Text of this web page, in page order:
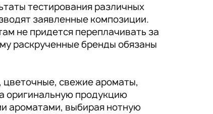
тестирования различных
заявленные композиции.
не придется переплачивать за
раскрученные бренды обязаны
свежие ароматы,
оригинальную продукцию
ароматами, выбирая нотную